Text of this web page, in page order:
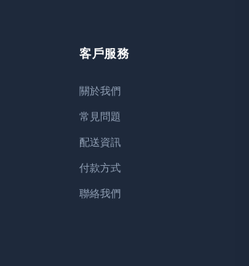
客戶服務
關於我們
常見問題
配送資訊
付款方式
聯絡我們